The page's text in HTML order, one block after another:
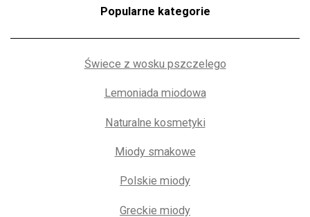
Popularne kategorie
Świece z wosku pszczelego
Lemoniada miodowa
Naturalne kosmetyki
Miody smakowe
Polskie miody
Greckie miody